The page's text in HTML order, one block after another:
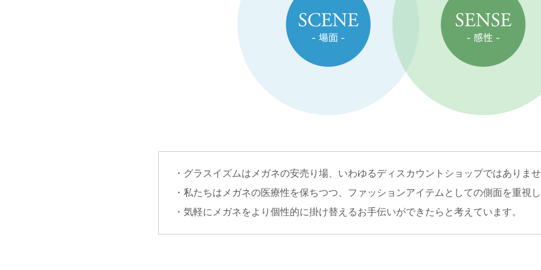
・グラスイズムはメガネの安売り場、いわゆるディスカウントショップではありませ
・私たちはメガネの医療性を保ちつつ、ファッションアイテムとしての側面を重視し
・気軽にメガネをより個性的に掛け替えるお手伝いができたらと考えています。